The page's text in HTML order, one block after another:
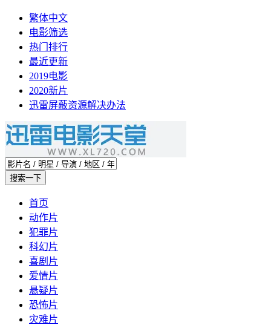
繁体中文
电影筛选
热门排行
最近更新
2019电影
2020新片
迅雷屏蔽资源解决办法
首页
动作片
犯罪片
科幻片
喜剧片
爱情片
悬疑片
恐怖片
灾难片